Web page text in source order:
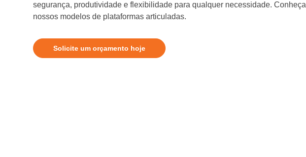
segurança, produtividade e flexibilidade para qualquer necessidade. Conheça
nossos modelos de plataformas articuladas.
Solicite um orçamento hoje